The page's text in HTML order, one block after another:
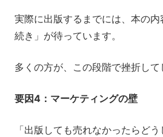
実際に出版するまでには、本の
続き」が待っています。
多くの方が、この段階で挫折して
要因4：マーケティングの壁
「出版しても売れなかったらど